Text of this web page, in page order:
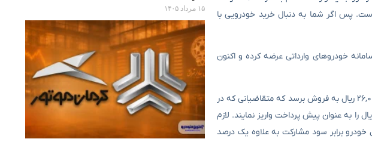
پس اگر شما به دنبال خرید خودرویی با
خودروهای وارداتی عرضه کرده و اکنون
در این شرایط فروش قرار است میتسوبیشی اکلیپس کراس با قیمت غیر قطعی و علی الحساب در مبادی ورودی ۲۶,۰۰۰,۰۰۰,۰۰۰ ریال به فروش برسد که متقاضیانی که در
یکپارچه خودرو های وارداتی این خودرو به آنها تخصیص داده شده است می بایست در مرحله اول ۱۳,۰۰۰,۰۰۰,۰۰۰ ریال را به عنوان پیش پرداخت واریز نمایند. لازم
خواهد بود و جریمه تاخیر در تحویل خودرو برابر سود مشارکت به علاوه یک درصد
۱۵ مرداد ۱۴۰۵